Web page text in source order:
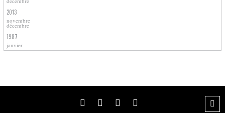
2013
novembre
décembre
1987
janvier